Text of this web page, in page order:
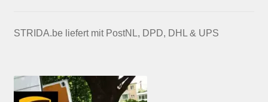
STRIDA.be liefert mit PostNL, DPD, DHL & UPS